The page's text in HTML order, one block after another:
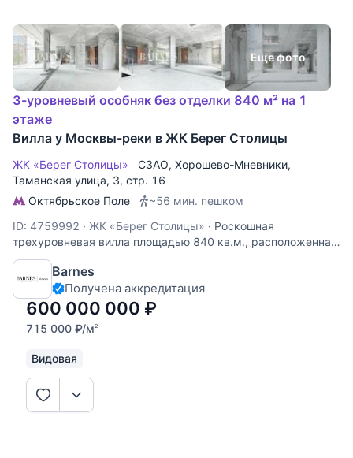
Еще фото
3-уровневый особняк без отделки 840 м² на 1
этаже
Вилла у Москвы-реки в ЖК Берег Столицы
ЖК «Берег Столицы» СЗАО, Хорошево-Мневники,
Таманская улица, 3, стр. 16
Октябрьское Поле
~56 мин. пешком
ID: 4759992 · ЖК «Берег Столицы» · Роскошная
трехуровневая вилла площадью 840 кв.м., расположенная
на первой линии от воды в жилом комплексе «Берег
Столицы» на территории заповедника Серебряный бор.
Вилла без отделки. Есть возможность оборудовать кровлю
под лаунж-зону. Свой цокольный
Barnes
Получена аккредитация
600 000 000 ₽
715 000 ₽/м2
Видовая